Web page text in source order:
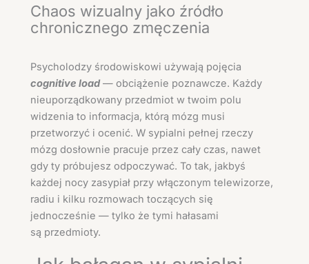
Chaos wizualny jako źródło
chronicznego zmęczenia
Psycholodzy środowiskowi używają pojęcia
cognitive load— obciążenie poznawcze. Każdy
nieuporządkowany przedmiot w twoim polu
widzenia to informacja, którą mózg musi
przetworzyć i ocenić. W sypialni pełnej rzeczy
mózg dosłownie pracuje przez cały czas, nawet
gdy ty próbujesz odpoczywać. To tak, jakbyś
każdej nocy zasypiał przy włączonym telewizorze,
radiu i kilku rozmowach toczących się
jednocześnie — tylko że tymi hałasami
są przedmioty.